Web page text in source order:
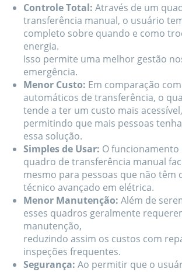
Controle Total: Através de um
transferência manual, o usuário
completo sobre quando e como
energia.
Isso permite uma melhor gestão
emergência.
Menor Custo: Em comparação
automáticos de transferência, o
tende a ter um custo mais acessível,
permitindo que mais pessoas
essa solução.
Simples de Usar: O
quadro de transferência manual
mesmo para pessoas que não têm
técnico avançado em elétrica.
Menor Manutenção: Além de
esses quadros geralmente
manutenção,
reduzindo assim os custos com
inspeções frequentes.
Segurança: Ao permitir que o